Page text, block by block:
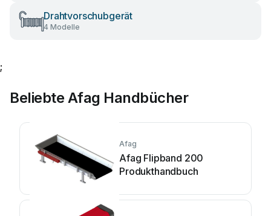
Drahtvorschubgerät
4 Modelle
;
Beliebte Afag Handbücher
Afag
Afag Flipband 200
Produkthandbuch